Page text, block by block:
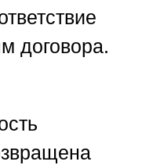
договора.